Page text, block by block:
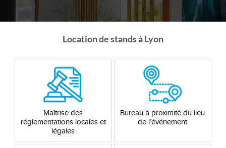
Location de stands à Lyon
Maîtrise des
réglementations locales et
légales
Bureau à proximité du lieu
de l’événement